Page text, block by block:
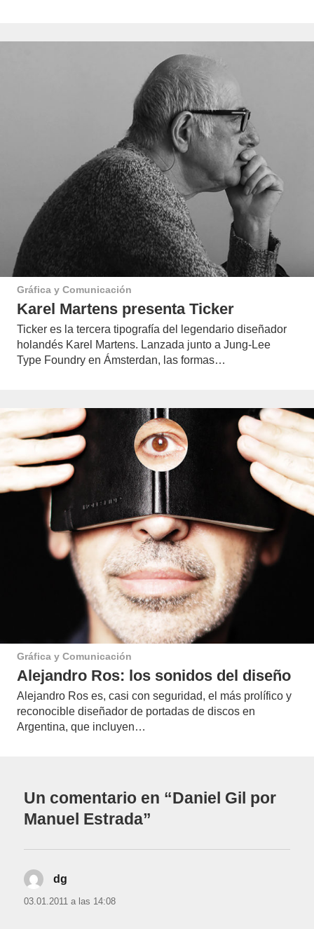
Gráfica y Comunicación
Karel Martens presenta Ticker
Ticker es la tercera tipografía del legendario diseñador
holandés Karel Martens. Lanzada junto a Jung-Lee
Type Foundry en Ámsterdan, las formas…
Gráfica y Comunicación
Alejandro Ros: los sonidos del diseño
Alejandro Ros es, casi con seguridad, el más prolífico y
reconocible diseñador de portadas de discos en
Argentina, que incluyen…
Un comentario en “Daniel Gil por
Manuel Estrada”
dg
03.01.2011 a las 14:08